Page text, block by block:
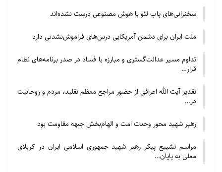
سخنرانی‌های پاپ لئو با هوش مصنوعی درست نشده‌اند
ملت ایران برای دشمن آمریکایی درس‌های فراموش‌نشدنی دارد
تداوم مسیر عدالت‌گستری و مبارزه با فساد در صدر برنامه‌های نظام
قرار…
تقدیر آیت الله اعرافی از حضور مراجع معظم تقلید، مردم و روحانیت
در…
رهبر شهید محور وحدت امت و الهام‌بخش جبهه مقاومت بود
مراسم تشییع پیکر رهبر شهید جمهوری اسلامی ایران در کربلای
معلی به پایان…